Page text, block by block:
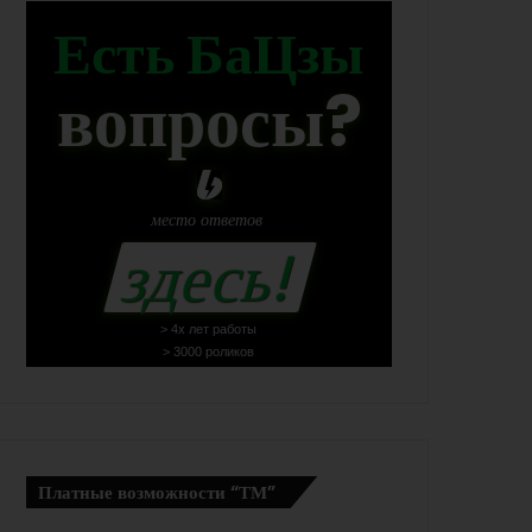
Есть БаЦзы
вопросы?
место ответов
здесь!
> 3000 роликов
> 4х лет работы
Платные возможности “ТМ”